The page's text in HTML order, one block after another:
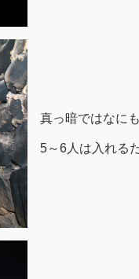
真っ暗ではなに
5～6人は入れる